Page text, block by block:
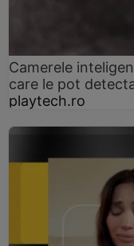
Camerele
care le pot
playtech.ro